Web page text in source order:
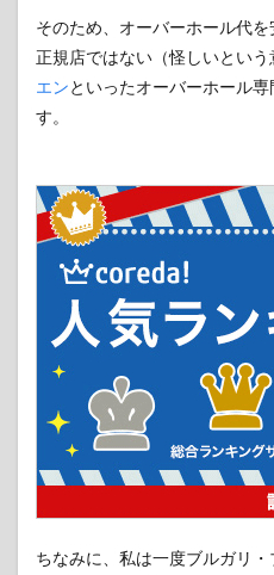
そのため、オーバーホール代
正規店ではない（怪しいという
エンといったオーバーホール
す。
ちなみに、私は一度ブルガリ